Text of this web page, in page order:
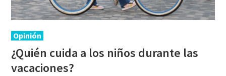
Opinión
¿Quién cuida a los niños durante las
vacaciones?